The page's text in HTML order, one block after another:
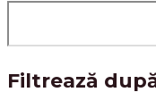
Filtrează